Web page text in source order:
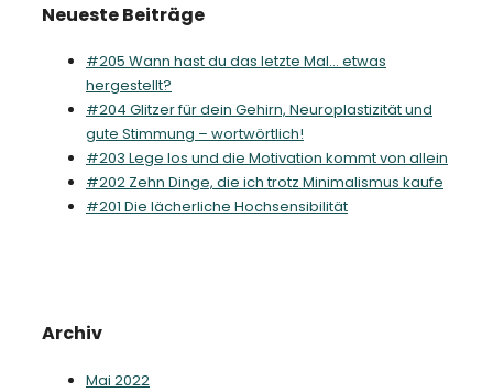
Neueste Beiträge
#205 Wann hast du das letzte Mal… etwas
hergestellt?
#204 Glitzer für dein Gehirn, Neuroplastizität und
gute Stimmung – wortwörtlich!
#203 Lege los und die Motivation kommt von allein
#202 Zehn Dinge, die ich trotz Minimalismus kaufe
#201 Die lächerliche Hochsensibilität
Archiv
Mai 2022